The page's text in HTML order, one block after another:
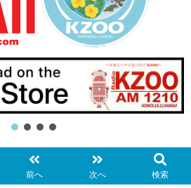
前へ 次へ 検索